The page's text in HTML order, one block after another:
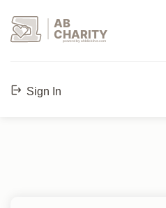
AB
CHARITY
powerd by ahblicklive.com
Sign In